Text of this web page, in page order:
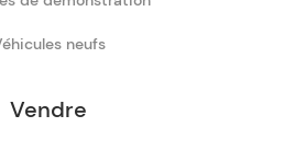
neufs
Vendre